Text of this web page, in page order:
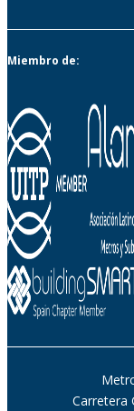
Miembro de:
Carretera